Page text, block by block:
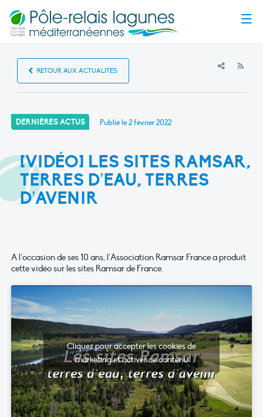
RETOUR AUX ACTUALITÉS
DERNIÈRES ACTUS Publié le2 février 2022
[VIDÉO] LES SITES RAMSAR,
TERRES D’EAU, TERRES
D’AVENIR
A l’occasion de ses 10 ans, l’Association Ramsar France a produit
cette vidéo sur les sites Ramsar de France.
Cliquez pour accepter les cookies de
marketing et activer ce contenu